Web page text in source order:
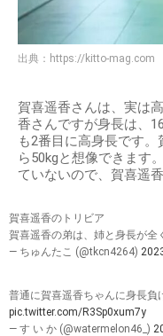
出典： https://kitto-mag.com
賀喜遥香さんは、実は
香さんですが身長は、
も2番目に高身長です
ら50kgと想像できます
ていないので、賀喜遥
賀喜遥香のトリビア
賀喜遥香の弟は、姉と身長が全
— ちゅんたこ (@tkcn4264)
普通に賀喜遥香ちゃんに身長負
pic.twitter.com/R3Sp0xum7y
— す い か (@watermelon46_)